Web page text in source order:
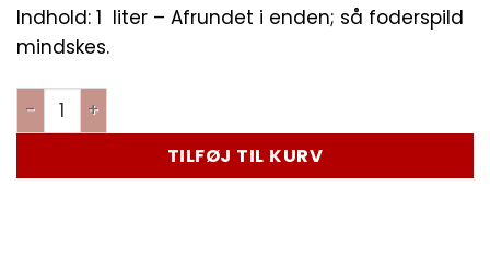
Indhold: 1 liter – Afrundet i enden; så foderspild
mindskes.
TILFØJ TIL KURV